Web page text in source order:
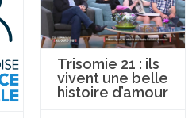
Trisomie 21 : ils
vivent une belle
histoire d’amour